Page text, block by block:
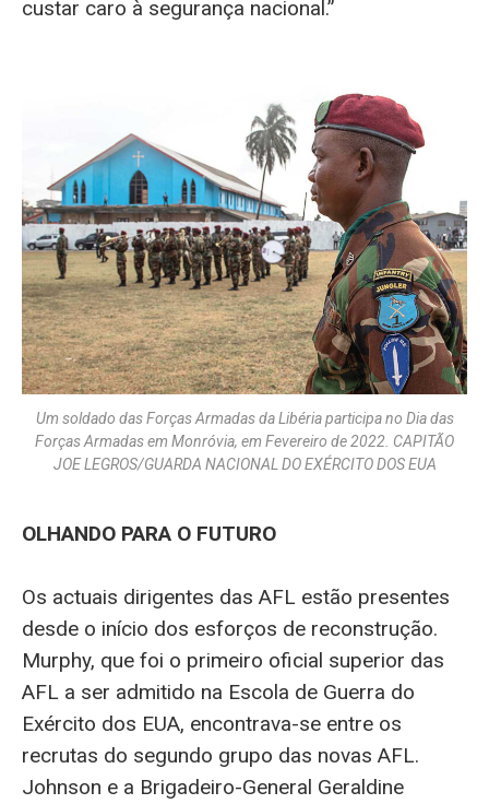
custar caro à segurança nacional.”
Um soldado das Forças Armadas da Libéria participa no Dia das
Forças Armadas em Monróvia, em Fevereiro de 2022. CAPITÃO
JOE LEGROS/GUARDA NACIONAL DO EXÉRCITO DOS EUA
OLHANDO PARA O FUTURO
Os actuais dirigentes das AFL estão presentes
desde o início dos esforços de reconstrução.
Murphy, que foi o primeiro oficial superior das
AFL a ser admitido na Escola de Guerra do
Exército dos EUA, encontrava-se entre os
recrutas do segundo grupo das novas AFL.
Johnson e a Brigadeiro-General Geraldine